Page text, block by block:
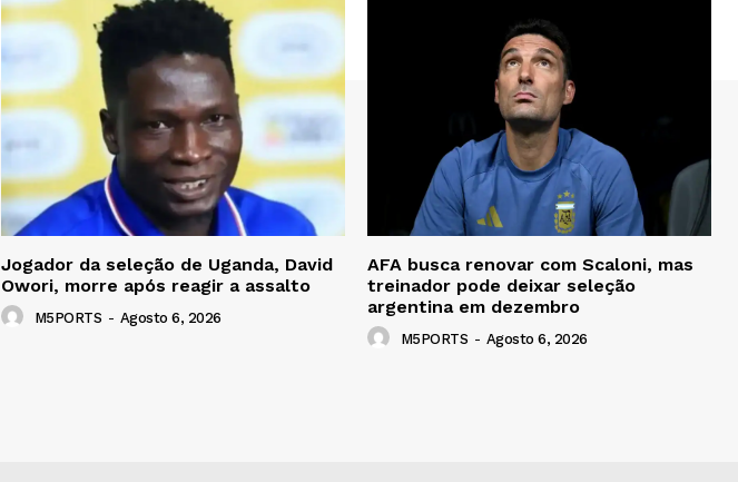
Jogador da seleção de Uganda, David
Owori, morre após reagir a assalto
M5PORTS - Agosto 6, 2026
AFA busca renovar com Scaloni, mas
treinador pode deixar seleção
argentina em dezembro
M5PORTS - Agosto 6, 2026